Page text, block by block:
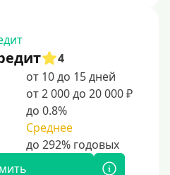
4
от 10 до 15 дней
от 2 000 до 20 000 ₽
до 0.8%
Среднее